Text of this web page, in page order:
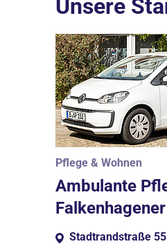
Unsere
Pflege & Wohnen
Ambulante
Falkenhagener
Stadtrandstraße